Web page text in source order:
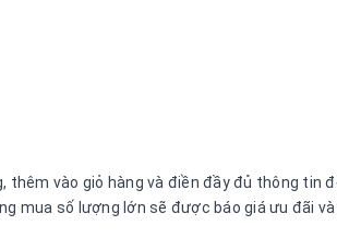
vào giỏ hàng và điền đầy đủ thông tin
mua số lượng lớn sẽ được báo giá ưu đãi